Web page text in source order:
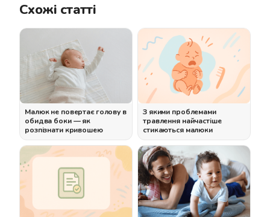
Схожі статті
Малюк не повертає голову в
обидва боки — як
розпізнати кривошею
З якими проблемами
травлення найчастіше
стикаються малюки